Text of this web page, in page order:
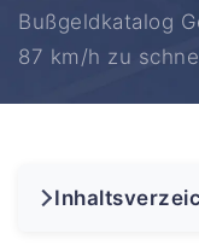
Bußgeldkatalog
87 km/h zu